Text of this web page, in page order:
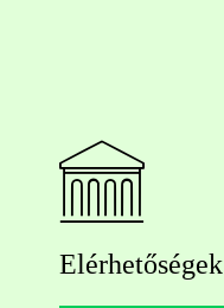
Elérhetőségek